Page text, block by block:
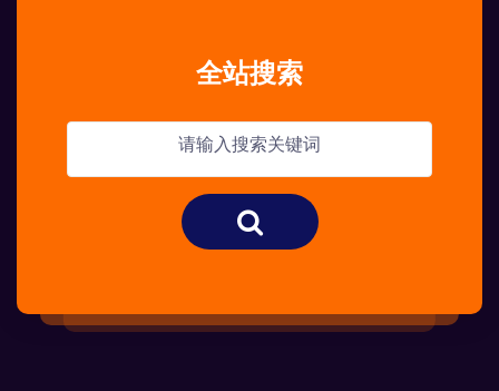
全站搜索